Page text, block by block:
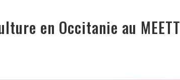
en Occitanie au MEETT